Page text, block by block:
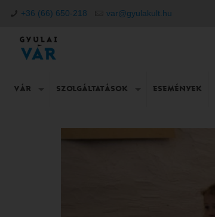
+36 (66) 650-218 var@gyulakult.hu
VÁR SZOLGÁLTATÁSOK ESEMÉNYEK